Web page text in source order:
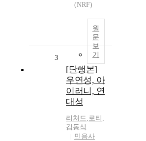
(NRF)
원
문
보
기
3
[단행본]
우연성, 아
이러니, 연
대성
리처드,로티 ,
김동식
민음사